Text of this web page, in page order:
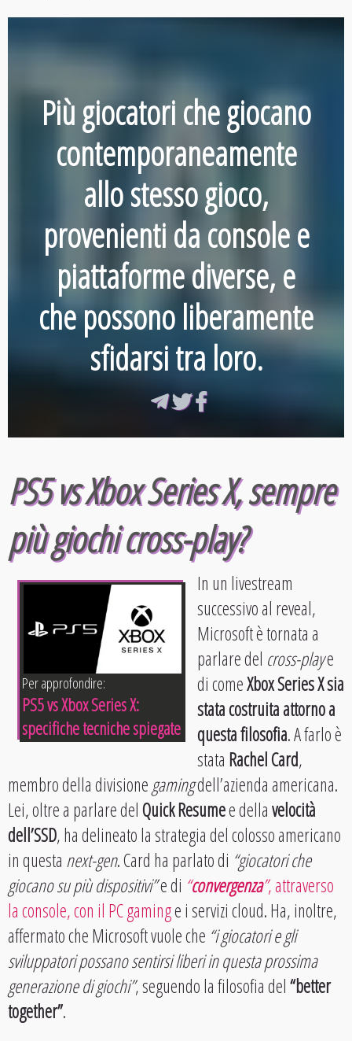
Più giocatori chegiocano
contemporaneamente
allo stesso gioco,
provenienti da console e
piattaforme diverse, e
che possono liberamente
sfidarsi tra loro.
PS5 vs Xbox Series X, sempre
più giochi cross-play?
Per approfondire:
PS5 vs Xbox Series X:
specifiche tecniche spiegate
In un livestream
successivo al reveal,
Microsoft è tornata a
parlare del cross-playe
di comeXbox Series X sia
stata costruita attorno a
questa filosofia. A farlo è
stata Rachel Card,
membro della divisionegamingdell’azienda americana.
Lei, oltre a parlare delQuick Resumee dellavelocità
dell’SSD, ha delineato la strategia del colosso americano
in questa next-gen. Card ha parlato di “giocatori che
giocano su più dispositivi”e di “convergenza”, attraverso
la console, con il PC gaminge i servizi cloud. Ha, inoltre,
affermato che Microsoft vuole che “i giocatori e gli
sviluppatori possano sentirsi liberi in questa prossima
generazione di giochi”, seguendo la filosofia del“better
together”.